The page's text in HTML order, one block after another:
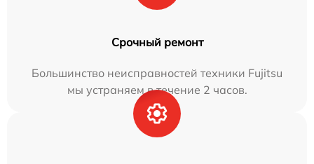
Срочный ремонт
Большинство неисправностей техники Fujitsu
мы устраняем в течение 2 часов.